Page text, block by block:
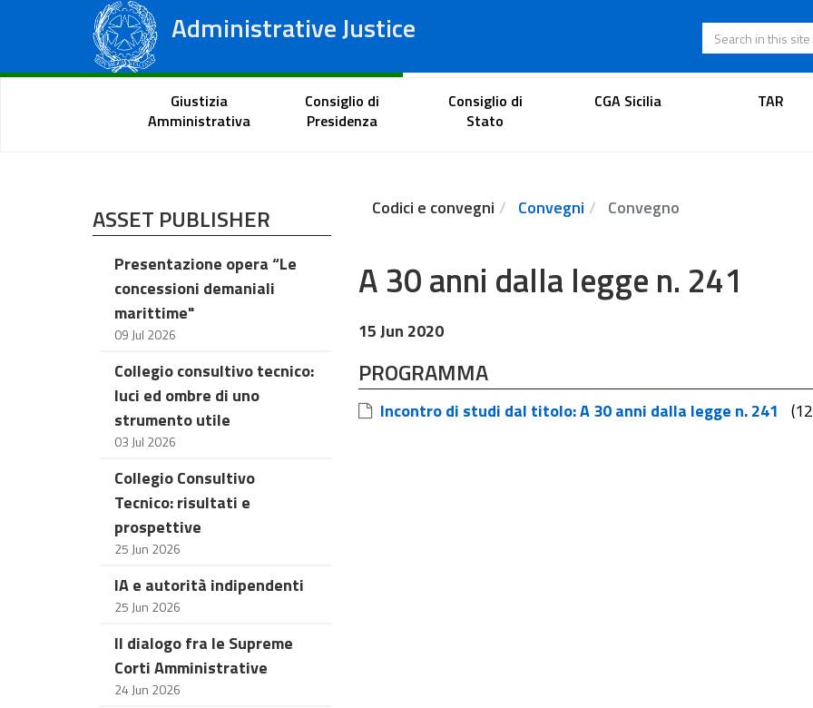
Administrative Justice
Regional Administrative Courts
Search in this
Citizen Portal Lawyer's portal
Giustizia
Amministrativa
Consiglio di
Presidenza
Consiglio di
Stato
CGA Sicilia TAR
ASSET PUBLISHER
Presentazione opera “Le
concessioni demaniali
marittime"
09 Jul 2026
Collegio consultivo tecnico:
luci ed ombre di uno
strumento utile
03 Jul 2026
Collegio Consultivo
Tecnico: risultati e
prospettive
25 Jun 2026
IA e autorità indipendenti
25 Jun 2026
Il dialogo fra le Supreme
Corti Amministrative
24 Jun 2026
Codici e convegni Convegni Convegno
A 30 anni dalla legge n. 241
15 Jun 2020
PROGRAMMA
Incontro di studi dal titolo: A 30 anni dalla legge n. 241